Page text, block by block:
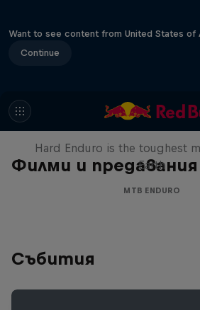
Want to see content from United States of
Continue
Филми и предавания
Hard Enduro 2025:
Season Yet?
Hard Enduro is the toughest
Earth
MTB ENDURO
Събития